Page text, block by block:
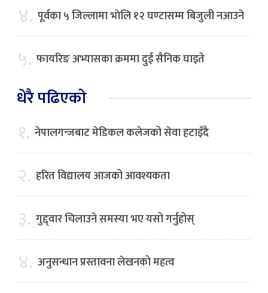
४. पूर्वका ५ जिल्लामा भाेलि १२ घण्टासम्म बिजुली नआउने
५. फायरिङ अभ्यासका क्रममा दुई सैनिक घाइते
धेरै पढिएको
१. नेपालगन्जबाट मेडिकल कलेजको सेवा हटाइँदै
२. हरित विद्यालय आजको आवश्यकता
३. गुद्द्वार चिलाउने समस्या भए यसो गर्नुहोस्
४. अनुसन्धान प्रस्तावना लेखनको महत्व